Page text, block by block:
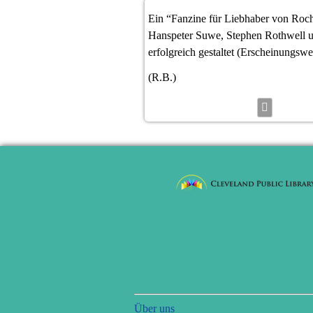
Ein “Fanzine für Liebhaber von
Hanspeter Suwe, Stephen Rothwell
erfolgreich gestaltet
(R.B.)
Navigation
Über uns